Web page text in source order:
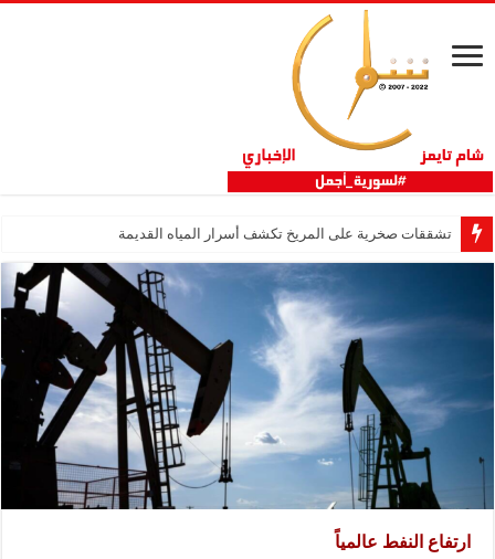
تشققات صخرية على المريخ تكشف أسرار المياه القديمة
ارتفاع النفط عالمياً